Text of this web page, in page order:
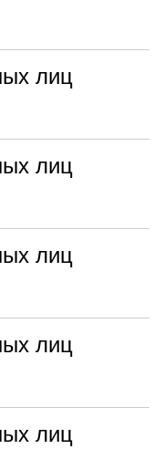
лиц
лиц
лиц
лиц
лиц